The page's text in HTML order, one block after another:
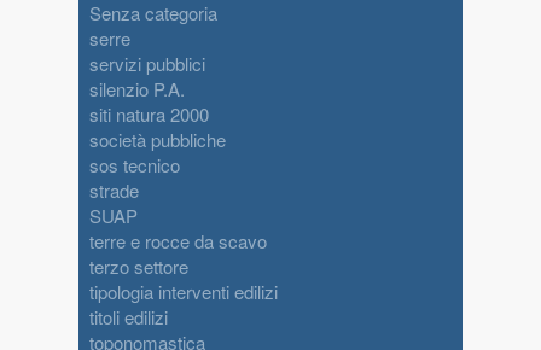
Senza categoria
serre
servizi pubblici
silenzio P.A.
siti natura 2000
società pubbliche
sos tecnico
strade
SUAP
terre e rocce da scavo
terzo settore
tipologia interventi edilizi
titoli edilizi
toponomastica